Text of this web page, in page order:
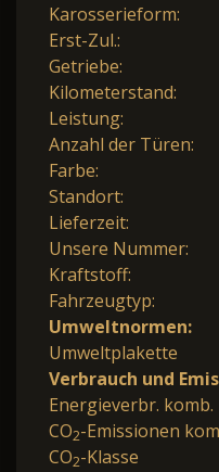
Karosserieform:
Erst-Zul.:
Getriebe:
Kilometerstand:
Leistung:
Anzahl der Türen:
Farbe:
Standort:
Lieferzeit:
Unsere Nummer:
Kraftstoff:
Fahrzeugtyp:
Umweltnormen:
Umweltplakette
Verbrauch und
Energieverbr. komb.
CO2-Emissionen
CO2-Klasse